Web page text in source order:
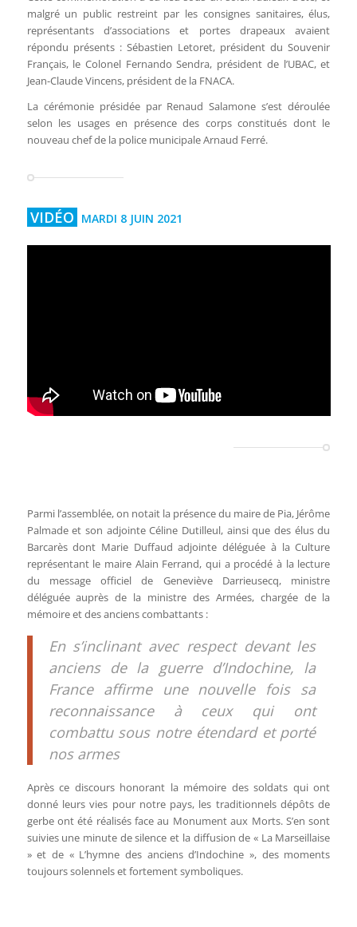
malgré un public restreint par les consignes sanitaires, élus,
représentants d’associations et portes drapeaux avaient
répondu présents : Sébastien Letoret, président du Souvenir
Français, le Colonel Fernando Sendra, président de l’UBAC, et
Jean-Claude Vincens, président de la FNACA.
La cérémonie présidée par Renaud Salamone s’est déroulée
selon les usages en présence des corps constitués dont le
nouveau chef de la police municipale Arnaud Ferré.
VIDÉO MARDI 8 JUIN 2021
Parmi l’assemblée, on notait la présence du maire de Pia, Jérôme
Palmade et son adjointe Céline Dutilleul, ainsi que des élus du
Barcarès dont Marie Duffaud adjointe déléguée à la Culture
représentant le maire Alain Ferrand, qui a procédé à la lecture
du message officiel de Geneviève Darrieusecq, ministre
déléguée auprès de la ministre des Armées, chargée de la
mémoire et des anciens combattants :
En s’inclinant avec respect devant les
anciens de la guerre d’Indochine, la
France affirme une nouvelle fois sa
reconnaissance à ceux qui ont
combattu sous notre étendard et porté
nos armes
Après ce discours honorant la mémoire des soldats qui ont
donné leurs vies pour notre pays, les traditionnels dépôts de
gerbe ont été réalisés face au Monument aux Morts. S’en sont
suivies une minute de silence et la diffusion de « La Marseillaise
» et de « L’hymne des anciens d’Indochine », des moments
toujours solennels et fortement symboliques.